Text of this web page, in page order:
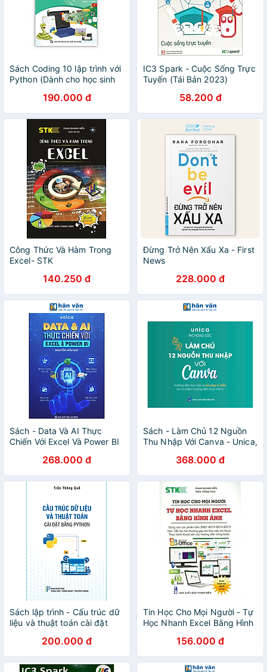
Sách Coding 10 lập trình với
Python (Dành cho học sinh
190.000 đ
IC3 Spark - Cuộc Sống Trực
Tuyến (Tái Bản 2023)
58.200 đ
Công Thức Và Hàm Trong
Excel- STK
140.250 đ
Đừng Trở Nên Xấu Xa - First
News
228.000 đ
Sách - Data Và AI Thực
Chiến Với Excel Và Power BI
268.000 đ
Sách - Làm Chủ 12 Nguồn
Thu Nhập Với Canva - Unica,
368.000 đ
Sách lập trình - Cấu trúc dữ
liệu và thuật toán cài đặt
200.000 đ
Tin Học Cho Mọi Người - Tự
Học Nhanh Excel Bằng Hình
Bản 2021-2019-2016-2013)
156.000 đ